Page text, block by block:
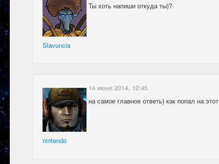
Slavuncia
Ты хоть напиши откуда ты)?
nintendo
14 июня 2014, 12:45
на самое главное ответь) как попал на